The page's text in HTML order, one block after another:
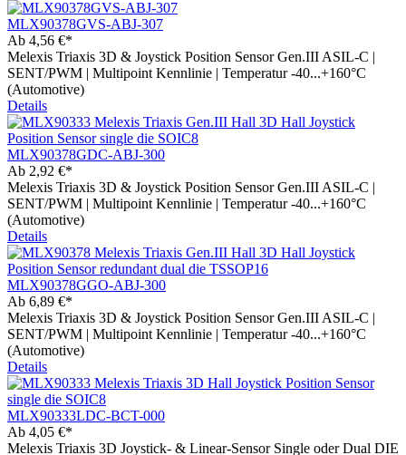
MLX90378GVS-ABJ-307
Ab 4,56 €*
Melexis Triaxis 3D & Joystick Position Sensor Gen.III ASIL-C |
SENT/PWM | Multipoint Kennlinie | Temperatur -40...+160°C
(Automotive)
Details
MLX90378GDC-ABJ-300
Ab 2,92 €*
Melexis Triaxis 3D & Joystick Position Sensor Gen.III ASIL-C |
SENT/PWM | Multipoint Kennlinie | Temperatur -40...+160°C
(Automotive)
Details
MLX90378GGO-ABJ-300
Ab 6,89 €*
Melexis Triaxis 3D & Joystick Position Sensor Gen.III ASIL-C |
SENT/PWM | Multipoint Kennlinie | Temperatur -40...+160°C
(Automotive)
Details
MLX90333LDC-BCT-000
Ab 4,05 €*
Melexis Triaxis 3D Joystick- & Linear-Sensor Single oder Dual DIE